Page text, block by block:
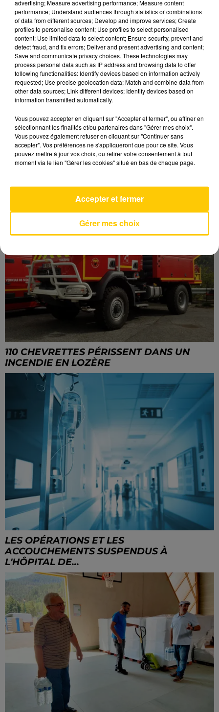
UN CAMION CHUTE DE 20 MÈTRES AVEC
110 CHEVRETTES PÉRISSENT DANS UN
INCENDIE EN LOZÈRE
LES OPÉRATIONS ET LES
ACCOUCHEMENTS SUSPENDUS À
L'HÔPITAL DE...
advertising; Measure advertising performance; Measure content
performance; Understand audiences through statistics or combinations
of data from different sources; Develop and improve services; Create
profiles to personalise content; Use profiles to select personalised
content; Use limited data to select content; Ensure security, prevent and
detect fraud, and fix errors; Deliver and present advertising and content;
Save and communicate privacy choices. These technologies may
process personal data such as IP address and browsing data to offer
following functionalities: Identify devices based on information actively
requested; Use precise geolocation data; Match and combine data from
other data sources; Link different devices; Identify devices based on
information transmitted automatically.
Vous pouvez accepter en cliquant sur "Accepter et fermer", ou affiner en
sélectionnant les finalités et/ou partenaires dans "Gérer mes choix".
Vous pouvez également refuser en cliquant sur "Continuer sans
accepter". Vos préférences ne s'appliqueront que pour ce site. Vous
pouvez mettre à jour vos choix, ou retirer votre consentement à tout
moment via le lien "Gérer les cookies" situé en bas de chaque page.
Gérer mes choix
Accepter et fermer